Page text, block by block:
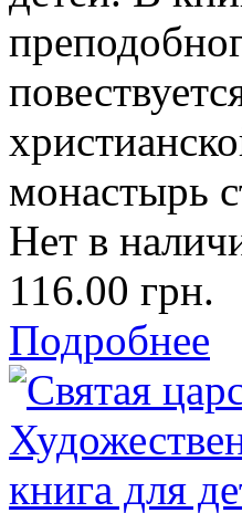
монастырь
Нет в
116.00 грн.
Подробнее